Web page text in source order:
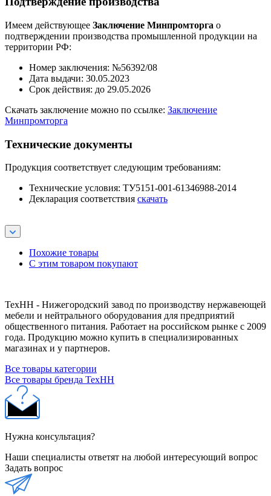
Имеем действующее Заключение Минпромторга о
подтверждении производства промышленной продукции на
территории РФ:
Номер заключения: №56392/08
Дата выдачи: 30.05.2023
Срок действия: до 29.05.2026
Скачать заключение можно по ссылке: Заключение
Минпромторга
Технические документы
Продукция соответствует следующим требованиям:
Технические условия: ТУ5151-001-61346988-2014
Декларация соответствия скачать
Похожие товары
С этим товаром покупают
ТехНН - Нижегородский завод по производству нержавеющей
мебели и нейтрального оборудования для предприятий
общественного питания. Работает на российском рынке с 2009
года. Продукцию можно купить в специализированных
магазинах и у партнеров.
Все товары категории
Все товары бренда ТехНН
Нужна консультация?
Наши специалисты ответят на любой интересующий вопрос
Задать вопрос